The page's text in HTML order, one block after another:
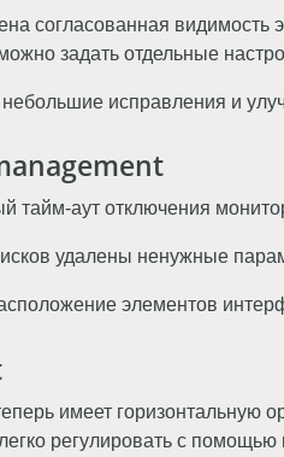
согласованная видимость
задать отдельные
исправления и
тайм‑аут отключения
удалены ненужные
элементов
имеет горизонтальную
регулировать с помощью